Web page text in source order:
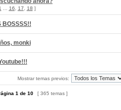
16 17 18 ]
BOSSSS!!
monki
Mostrar temas previos:
1 de 10 [ 365 temas ]